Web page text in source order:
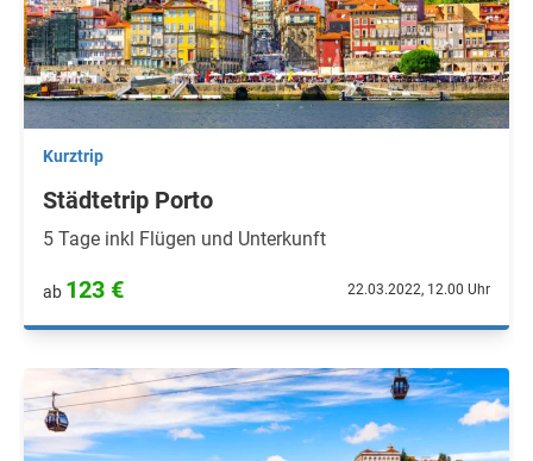
Kurztrip
Städtetrip Porto
5 Tage inkl Flügen und Unterkunft
ab 123 € 22.03.2022, 12.00 Uhr